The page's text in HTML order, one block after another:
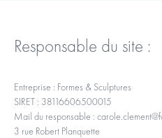
Responsable du site :
Entreprise : Formes & Sculptures
SIRET : 38116606500015
Mail du responsable :
3 rue Robert Planquette